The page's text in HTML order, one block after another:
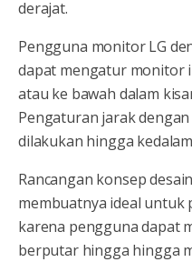
derajat.
Pengguna monitor LG
dapat mengatur monitor
atau ke bawah dalam
Pengaturan jarak
dilakukan hingga
Rancangan konsep
membuatnya ideal untuk
karena pengguna dapat
berputar hingga hingga